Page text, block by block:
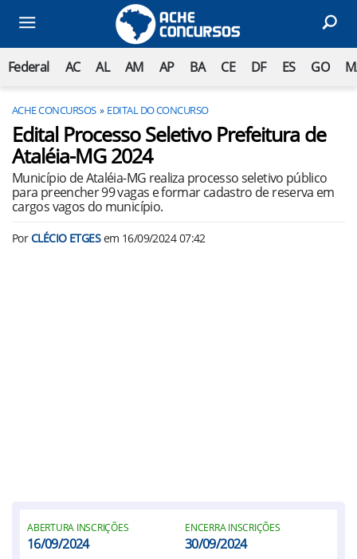
Federal AC AL AM AP BA CE DF ES GO
ACHE CONCURSOS EDITAL DO CONCURSO
Edital Processo Seletivo Prefeitura de
Ataléia-MG 2024
Município de Ataléia-MG realiza processo seletivo público
para preencher 99 vagas e formar cadastro de reserva em
cargos vagos do município.
PorCLÉCIO ETGESem 16/09/2024 07:42
ABERTURA INSCRIÇÕES
16/09/2024
ENCERRA INSCRIÇÕES
30/09/2024